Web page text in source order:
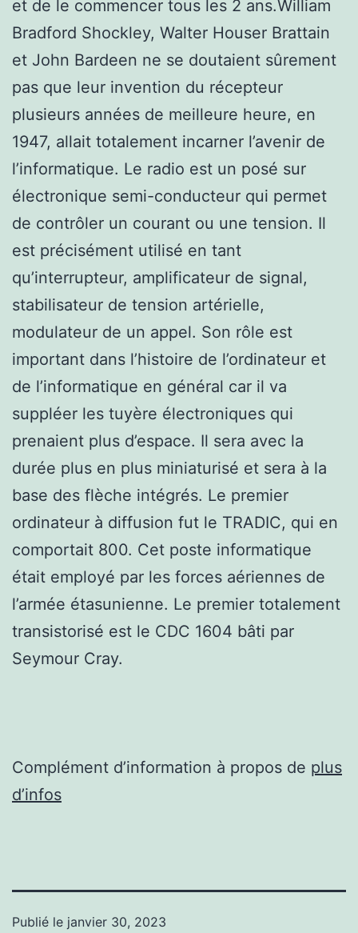
et de le commencer tous les 2 ans.William
Bradford Shockley, Walter Houser Brattain
et John Bardeen ne se doutaient sûrement
pas que leur invention du récepteur
plusieurs années de meilleure heure, en
1947, allait totalement incarner l’avenir de
l’informatique. Le radio est un posé sur
électronique semi-conducteur qui permet
de contrôler un courant ou une tension. Il
est précisément utilisé en tant
qu’interrupteur, amplificateur de signal,
stabilisateur de tension artérielle,
modulateur de un appel. Son rôle est
important dans l’histoire de l’ordinateur et
de l’informatique en général car il va
suppléer les tuyère électroniques qui
prenaient plus d’espace. Il sera avec la
durée plus en plus miniaturisé et sera à la
base des flèche intégrés. Le premier
ordinateur à diffusion fut le TRADIC, qui en
comportait 800. Cet poste informatique
était employé par les forces aériennes de
l’armée étasunienne. Le premier totalement
transistorisé est le CDC 1604 bâti par
Seymour Cray.
Complément d’information à propos de plus
d’infos
Publié le janvier 30, 2023